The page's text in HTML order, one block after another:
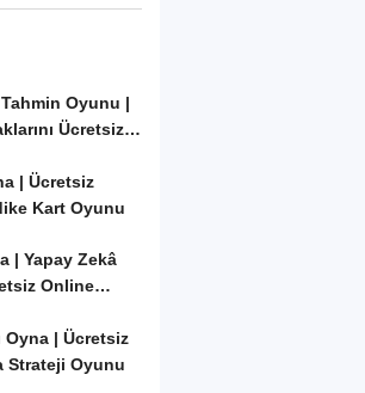
Oyunu |
Ücretsiz
| Ücretsiz
Kart Oyunu
| Yapay Zekâ
Online
Oyna | Ücretsiz
Strateji Oyunu